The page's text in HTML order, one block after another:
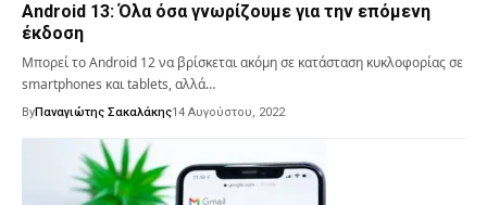
Android 13: Όλα όσα γνωρίζουμε για την επόμενη
έκδοση
Μπορεί το Android 12 να βρίσκεται ακόμη σε κατάσταση κυκλοφορίας σε
smartphones και tablets, αλλά…
ByΠαναγιώτης Σακαλάκης14 Αυγούστου, 2022